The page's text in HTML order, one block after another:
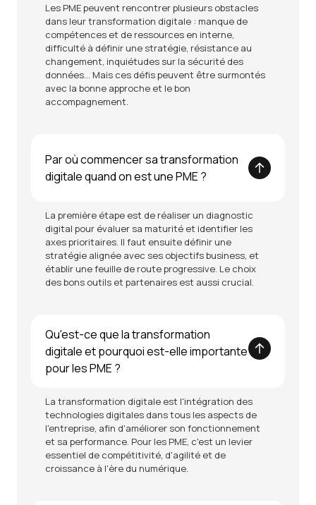
Les PME peuvent rencontrer plusieurs obstacles
dans leur transformation digitale : manque de
compétences et de ressources en interne,
difficulté à définir une stratégie, résistance au
changement, inquiétudes sur la sécurité des
données... Mais ces défis peuvent être surmontés
avec la bonne approche et le bon
accompagnement.
Par où commencer sa transformation
digitale quand on est une PME ?
La première étape est de réaliser un diagnostic
digital pour évaluer sa maturité et identifier les
axes prioritaires. Il faut ensuite définir une
stratégie alignée avec ses objectifs business, et
établir une feuille de route progressive. Le choix
des bons outils et partenaires est aussi crucial.
Qu'est-ce que la transformation
digitale et pourquoi est-elle importante
pour les PME ?
La transformation digitale est l'intégration des
technologies digitales dans tous les aspects de
l'entreprise, afin d'améliorer son fonctionnement
et sa performance. Pour les PME, c'est un levier
essentiel de compétitivité, d'agilité et de
croissance à l'ère du numérique.